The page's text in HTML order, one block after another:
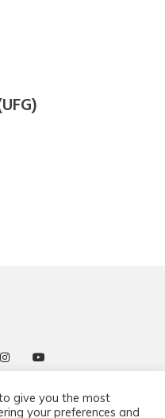
和交付条款和条件
give you the most
your preferences and